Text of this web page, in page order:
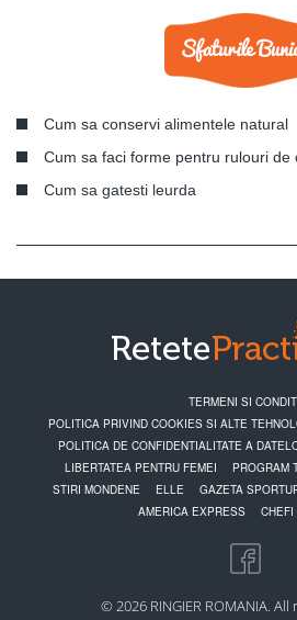
Cum sa conservi alimentele natural
Cum sa faci forme pentru rulouri de
Cum sa gatesti leurda
TERMENI SI
POLITICA PRIVIND COOKIES SI ALTE
POLITICA DE CONFIDENTIALITATE A
LIBERTATEA PENTRU FEMEI
PROGRAM
STIRI MONDENE
ELLE GAZETA
AMERICA EXPRESS
CHEFI
© 2026 RINGIER ROMANIA.